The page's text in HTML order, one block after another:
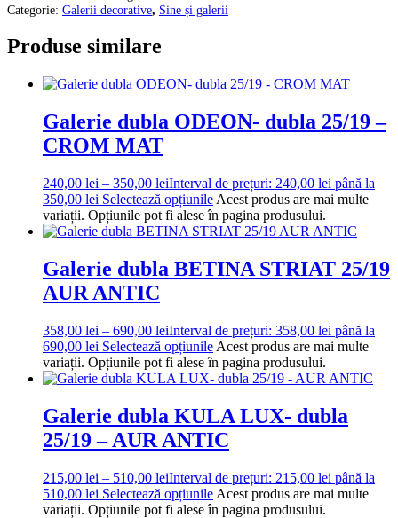
Categorie: Galerii decorative, Sine și galerii
Produse similare
Galerie dubla ODEON- dubla 25/19 –
CROM MAT
240,00 lei – 350,00 leiInterval de prețuri: 240,00 lei până la
350,00 lei Selectează opțiunile Acest produs are mai multe
variații. Opțiunile pot fi alese în pagina produsului.
Galerie dubla BETINA STRIAT 25/19
AUR ANTIC
358,00 lei – 690,00 leiInterval de prețuri: 358,00 lei până la
690,00 lei Selectează opțiunile Acest produs are mai multe
variații. Opțiunile pot fi alese în pagina produsului.
Galerie dubla KULA LUX- dubla
25/19 – AUR ANTIC
215,00 lei – 510,00 leiInterval de prețuri: 215,00 lei până la
510,00 lei Selectează opțiunile Acest produs are mai multe
variații. Opțiunile pot fi alese în pagina produsului.